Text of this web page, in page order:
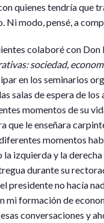
quienes tendría que
Ni modo, pensé, a
colaboré con
sociedad,
en los seminarios
salas de espera de
momentos de su
que le enseñara
momentos
izquierda y la
durante su
presidente no hacía
mi formación de
conversaciones y